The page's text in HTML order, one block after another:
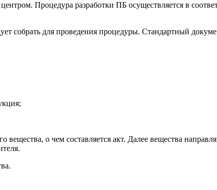
Процедура разработки ПБ осуществляется в
собрать для проведения процедуры. Стандартный
о чем составляется акт. Далее вещества